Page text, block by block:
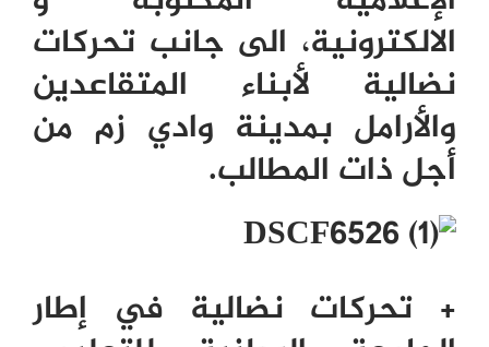
الالكترونية، الى جانب تحركات
نضالية لأبناء المتقاعدين
والأرامل بمدينة وادي زم من
أجل ذات المطالب.
+ تحركات نضالية في إطار